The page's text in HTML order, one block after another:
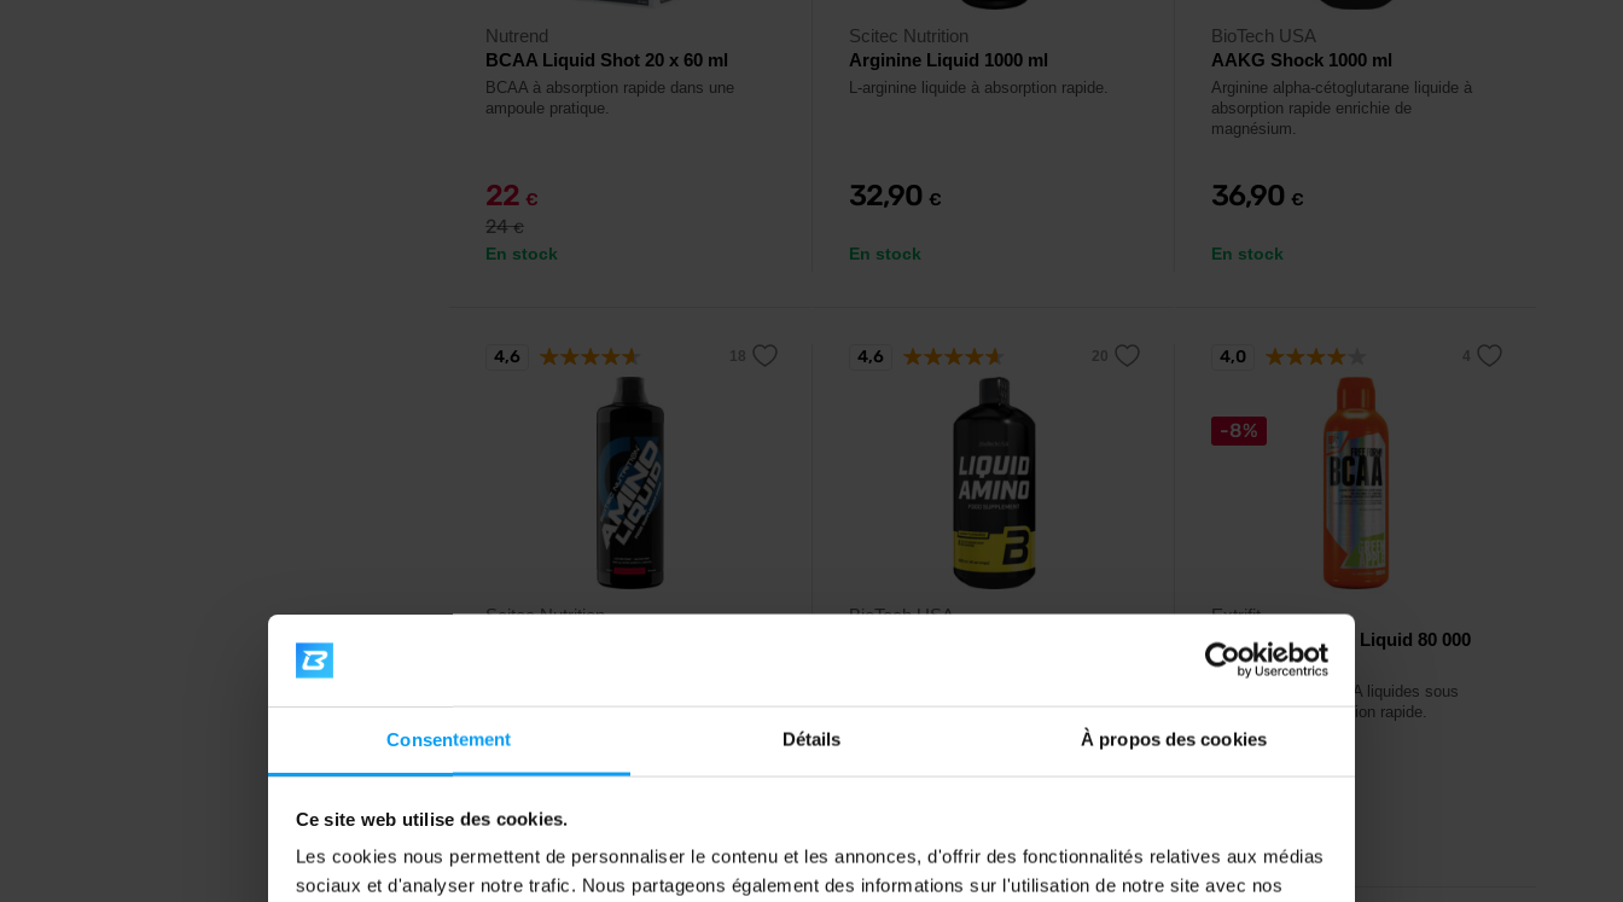
Consentement Détails À propos des cookies
Ce site web utilise des cookies.
Les cookies nous permettent de personnaliser le contenu et les annonces, d'offrir des fonctionnalités relatives aux médias
sociaux et d'analyser notre trafic. Nous partageons également des informations sur l'utilisation de notre site avec nos
Nutrend
BCAA Liquid Shot 20 x 60 ml
BCAA à absorption rapide dans une
ampoule pratique.
22 €
24€
En stock
Scitec Nutrition
Arginine Liquid 1000 ml
L-arginine liquide à absorption rapide.
32,90 €
En stock
BioTech USA
AAKG Shock 1000 ml
Arginine alpha-cétoglutarane liquide à
absorption rapide enrichie de
magnésium.
36,90 €
En stock
Scitec Nutrition
27,90€
4,6
BioTech USA
vitamine b6.
26,90€
4,6
-8%
Extrifit
BCAA Free Form Liquid 80 000
mg 1000 ml
Acides aminés BCAA liquides sous
forme libre à absorption rapide.
11,99€
4,0